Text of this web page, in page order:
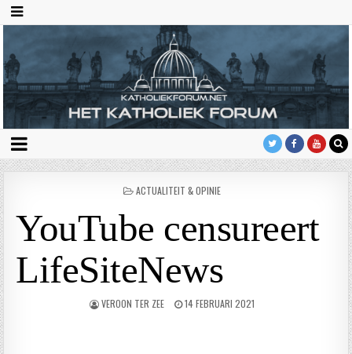
GEPLAATST
ACTUALITEIT & OPINIE
YouTube censureert
LifeSiteNews
VEROON TER ZEE 14 FEBRUARI 2021